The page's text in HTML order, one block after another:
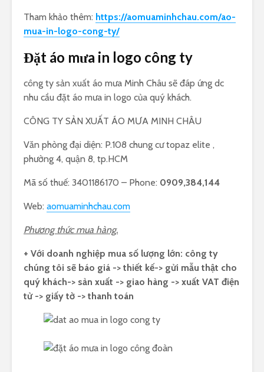
Tham khảo thêm: https://aomuaminhchau.com/ao-
mua-in-logo-cong-ty/
Đặt áo mưa in logo công ty
công ty sản xuất áo mưa Minh Châu sẽ đáp ứng dc
nhu cầu đặt áo mưa in logo của quý khách.
CÔNG TY SẢN XUẤT ÁO MƯA MINH CHÂU
Văn phòng đại diện: P.108 chung cư topaz elite ,
phường 4, quận 8, tp.HCM
Mã số thuế: 3401186170 – Phone: 0909,384,144
Web: aomuaminhchau.com
Phương thức mua hàng.
+ Với doanh nghiệp mua số lượng lớn: công ty
chúng tôi sẽ báo giá -> thiết kế-> gửi mẫu thật cho
quý khách-> sản xuất -> giao hàng -> xuất VAT điện
tử -> giấy tờ -> thanh toán